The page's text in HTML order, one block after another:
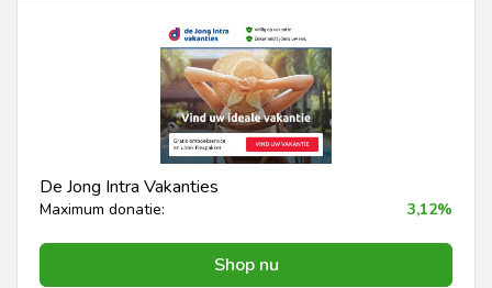
De Jong Intra Vakanties
Maximum donatie: 3,12%
Shop nu